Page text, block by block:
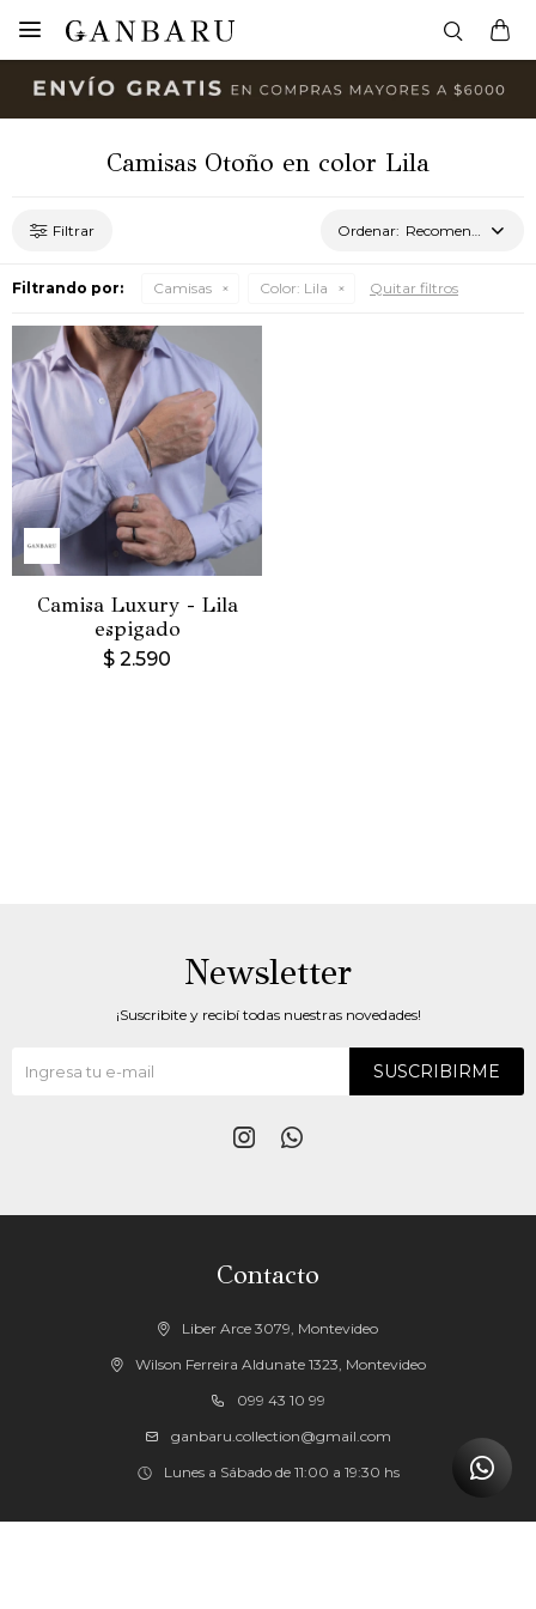

Camisas Otoño en color Lila
Recomendados
Filtrando por: Camisas Color: Lila Quitar filtros
Camisa Luxury - Lila
espigado
$ 2.590
Contacto
Liber Arce 3079, Montevideo
Wilson Ferreira Aldunate 1323, Montevideo
099 43 10 99
ganbaru.collection@gmail.com
Lunes a Sábado de 11:00 a 19:30 hs
Newsletter
¡Suscribite y recibí todas nuestras novedades!
SUSCRIBIRME
 